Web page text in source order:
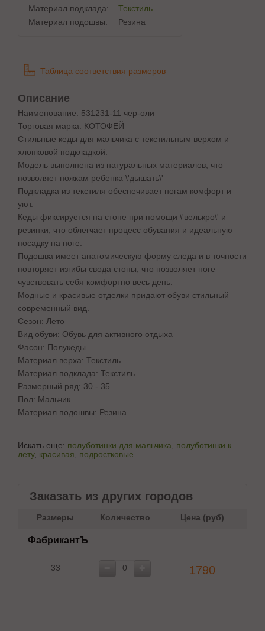
Материал подклада:
Текстиль
Материал подошвы:
Резина
Таблица соответствия размеров
Описание
Наименование: 531231-11 чер-оли
Торговая марка: КОТОФЕЙ
Стильные кеды для мальчика с текстильным верхом и
хлопковой подкладкой.
Модель выполнена из натуральных материалов, что
позволяет ножкам ребенка \'дышать\'
Подкладка из текстиля обеспечивает ногам комфорт и
уют.
Кеды фиксируется на стопе при помощи \'велькро\' и
резинки, что облегчает процесс обувания и идеальную
посадку на ноге.
Подошва имеет анатомическую форму следа и в точности
повторяет изгибы свода стопы, что позволяет ноге
чувствовать себя комфортно весь день.
Модные и красивые отделки придают обуви стильный
современный вид.
Сезон: Лето
Вид обуви: Обувь для активного отдыха
Фасон: Полукеды
Материал верха: Текстиль
Материал подклада: Текстиль
Размерный ряд: 30 - 35
Пол: Мальчик
Материал подошвы: Резина
Искать еще: полуботинки для мальчика
полуботинки к
лету, красивая подростковые
Заказать из других городов
Размеры Количество Цена (руб)
ФабрикантЪ
33 1790